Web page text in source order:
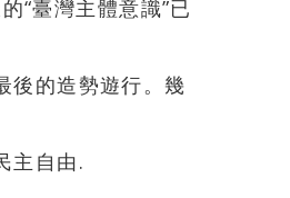
“臺灣主體意識”已
後的造勢遊行。幾
主自由.